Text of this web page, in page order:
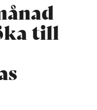
till